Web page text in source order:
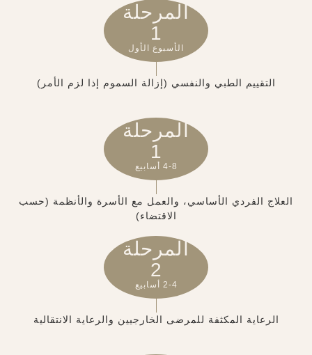
المرحلة
1
الأسبوع الأول
التقييم الطبي والنفسي (إزالة السموم إذا لزم الأمر)
المرحلة
1
4-8 أسابيع
العلاج الفردي الأساسي، والعمل مع الأسرة والأنظمة (حسب
الاقتضاء)
المرحلة
2
2-4 أسابيع
الرعاية المكثفة للمرضى الخارجيين والرعاية الانتقالية